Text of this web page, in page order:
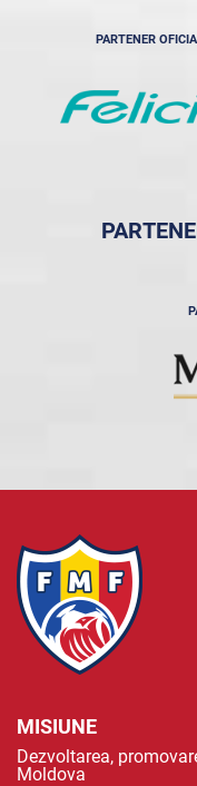
PARTENER
MISIUNE
Dezvoltarea,
Moldova